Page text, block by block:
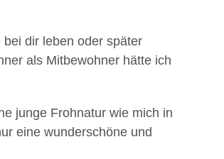
bei dir leben oder später
als Mitbewohner hätte ich
junge Frohnatur wie mich in
eine wunderschöne und